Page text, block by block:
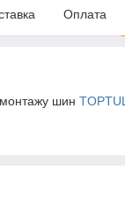
Оплата
шин TOPTUL